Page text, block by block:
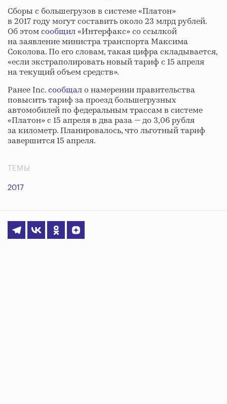
Сборы с большегрузов в системе «Платон»
в 2017 году могут составить около 23 млрд рублей.
Об этомсообщил«Интерфакс» со ссылкой
на заявление министра транспорта Максима
Соколова. По его словам, такая цифра складывается,
«если экстраполировать новый тариф с 15 апреля
на текущий объем средств».
Ранее Inc.сообщало намерении правительства
повысить тариф за проезд большегрузных
автомобилей по федеральным трассам в системе
«Платон» с 15 апреля в два раза — до 3,06 рубля
за километр. Планировалось, что льготный тариф
завершится 15 апреля.
ТЕМЫ
2017